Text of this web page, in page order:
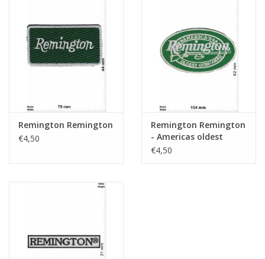
Sleutelhanger
Remington Remington
€4,50
Remington Remington
- Americas oldest
Gunmaker
€4,50